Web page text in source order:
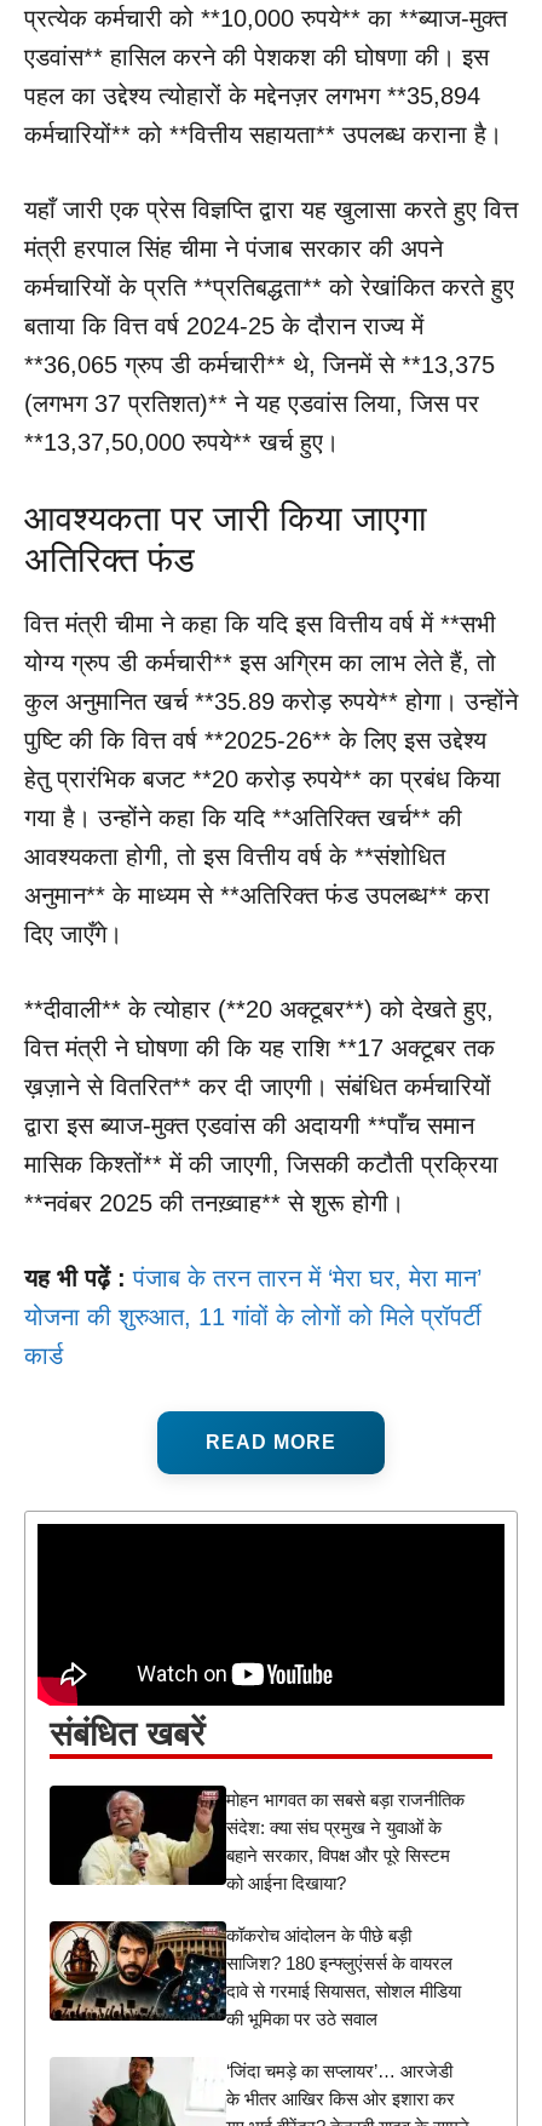
प्रत्येक कर्मचारी को **10,000 रुपये** का **ब्याज-मुक्त
एडवांस** हासिल करने की पेशकश की घोषणा की। इस
पहल का उद्देश्य त्योहारों के मद्देनज़र लगभग **35,894
कर्मचारियों** को **वित्तीय सहायता** उपलब्ध कराना है।
यहाँ जारी एक प्रेस विज्ञप्ति द्वारा यह खुलासा करते हुए वित्त
मंत्री हरपाल सिंह चीमा ने पंजाब सरकार की अपने
कर्मचारियों के प्रति **प्रतिबद्धता** को रेखांकित करते हुए
बताया कि वित्त वर्ष 2024-25 के दौरान राज्य में
**36,065 ग्रुप डी कर्मचारी** थे, जिनमें से **13,375
(लगभग 37 प्रतिशत)** ने यह एडवांस लिया, जिस पर
**13,37,50,000 रुपये** खर्च हुए।
आवश्यकता पर जारी किया जाएगा
अतिरिक्त फंड
वित्त मंत्री चीमा ने कहा कि यदि इस वित्तीय वर्ष में **सभी
योग्य ग्रुप डी कर्मचारी** इस अग्रिम का लाभ लेते हैं, तो
कुल अनुमानित खर्च **35.89 करोड़ रुपये** होगा। उन्होंने
पुष्टि की कि वित्त वर्ष **2025-26** के लिए इस उद्देश्य
हेतु प्रारंभिक बजट **20 करोड़ रुपये** का प्रबंध किया
गया है। उन्होंने कहा कि यदि **अतिरिक्त खर्च** की
आवश्यकता होगी, तो इस वित्तीय वर्ष के **संशोधित
अनुमान** के माध्यम से **अतिरिक्त फंड उपलब्ध** करा
दिए जाएँगे।
**दीवाली** के त्योहार (**20 अक्टूबर**) को देखते हुए,
वित्त मंत्री ने घोषणा की कि यह राशि **17 अक्टूबर तक
ख़ज़ाने से वितरित** कर दी जाएगी। संबंधित कर्मचारियों
द्वारा इस ब्याज-मुक्त एडवांस की अदायगी **पाँच समान
मासिक किश्तों** में की जाएगी, जिसकी कटौती प्रक्रिया
**नवंबर 2025 की तनख़्वाह** से शुरू होगी।
यह भी पढ़ें :पंजाब के तरन तारन में ‘मेरा घर, मेरा मान’
योजना की शुरुआत, 11 गांवों के लोगों को मिले प्रॉपर्टी
कार्ड
READ MORE
संबंधित खबरें
मोहन भागवत का सबसे बड़ा राजनीतिक
संदेश: क्या संघ प्रमुख ने युवाओं के
बहाने सरकार, विपक्ष और पूरे सिस्टम
को आईना दिखाया?
कॉकरोच आंदोलन के पीछे बड़ी
साजिश? 180 इन्फ्लुएंसर्स के वायरल
दावे से गरमाई सियासत, सोशल मीडिया
की भूमिका पर उठे सवाल
‘जिंदा चमड़े का सप्लायर’… आरजेडी
के भीतर आखिर किस ओर इशारा कर